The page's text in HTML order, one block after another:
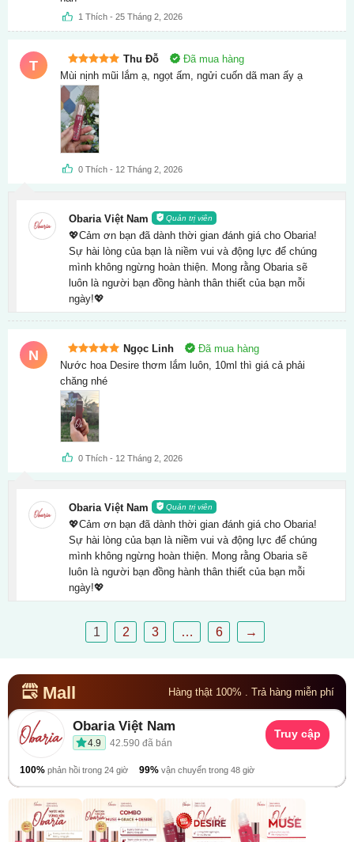
1 Thích -25 Tháng 2, 2026
T
Được xếp
hạng5
sao
Thu Đỗ
Đã mua hàng
Mùi nịnh mũi lắm ạ, ngọt ấm, ngửi cuốn dã man ấy ạ
0 Thích - 12 Tháng 2, 2026
Obaria Việt Nam Quản trị viên
💖Cảm ơn bạn đã dành thời gian đánh giá cho Obaria!
Sự hài lòng của bạn là niềm vui và động lực để chúng
mình không ngừng hoàn thiện. Mong rằng Obaria sẽ
luôn là người bạn đồng hành thân thiết của bạn mỗi
ngày!💖
N
Được xếp
sao
Ngọc Linh
Đã mua hàng
Nước hoa Desire thơm lắm luôn, 10ml thì giá cả phải
chăng nhé
0 Thích - 12 Tháng 2, 2026
Obaria Việt Nam Quản trị viên
💖Cảm ơn bạn đã dành thời gian đánh giá cho Obaria!
Sự hài lòng của bạn là niềm vui và động lực để chúng
mình không ngừng hoàn thiện. Mong rằng Obaria sẽ
luôn là người bạn đồng hành thân thiết của bạn mỗi
ngày!💖
1 2 3 … 6 →
Mall Hàng thật 100% . Trả hàng miễn phí
Obaria Việt Nam
4.9 42.590 đã bán
Truy cập
100% phản hồi trong 24 giờ 99% vận chuyển trong 48 giờ